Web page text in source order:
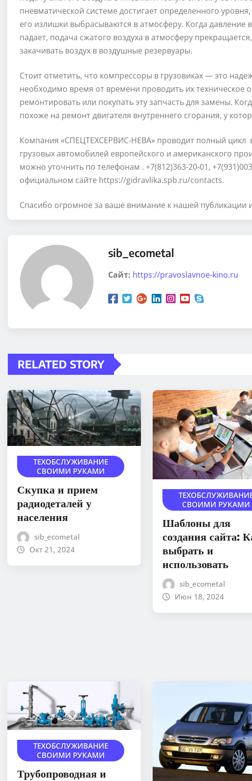
пневматической системе достигает определенного
его излишки выбрасываются в атмосферу. Когда давление
падает, подача сжатого воздуха в атмосферу
закачивать воздух в воздушные резервуары.
Стоит отметить, что компрессоры в грузовиках — это
необходимо время от времени проводить их техническое
ремонтировать или покупать эту запчасть для замены.
похоже на ремонт двигателя внутреннего сгорания, у
Компания «СПЕЦТЕХСЕРВИС-НЕВА» проводит полный цикл
грузовых автомобилей европейского и американского
можно уточнить по телефонам . +7(812)363-20-01,
официальном сайте https://gidravlika.spb.ru/contacts.
Спасибо огромное за ваше внимание к нашей публикации
sib_ecometal
Сайт: https://pravoslavnoe-kino.ru
RELATED STORY
ТЕХОБСЛУЖИВАНИЕ
СВОИМИ РУКАМИ
Скупка и прием
радиодеталей у
населения
sib_ecometal
Окт 21, 2024
СВОИМИ РУКАМИ
Шаблоны для
создания сайта:
выбрать и
использовать
sib_ecometal
Июн 18, 2024
ТЕХОБСЛУЖИВАНИЕ
СВОИМИ РУКАМИ
Трубопроводная и